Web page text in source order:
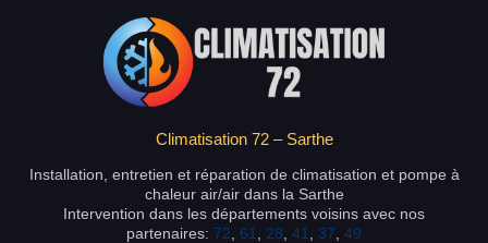
Climatisation 72 – Sarthe
Installation, entretien et réparation de climatisation et pompe à
chaleur air/air dans la Sarthe
Intervention dans les départements voisins avec nos
partenaires: 72 61 28 41 37 49